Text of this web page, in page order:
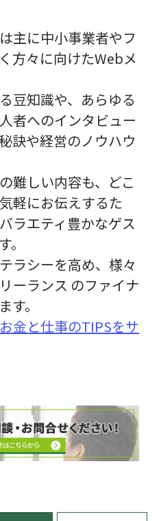
主に中小事業者やフ
方々に向けたWebメ
豆知識や、あらゆる
者へのインタビュー
訣や経営のノウハウ
難しい内容も、どこ
軽にお伝えするた
ラエティ豊かなゲス
ラシーを高め、様々
ーランス のファイナ
す。
金と仕事のTIPSをサ